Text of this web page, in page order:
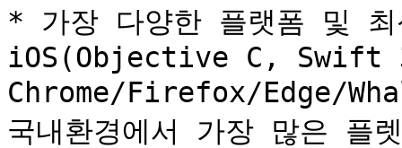
* 가장 다양한 플랫폼 및
iOS(Objective C,
Chrome/Firefox/Edge/
국내환경에서 가장 많은 플